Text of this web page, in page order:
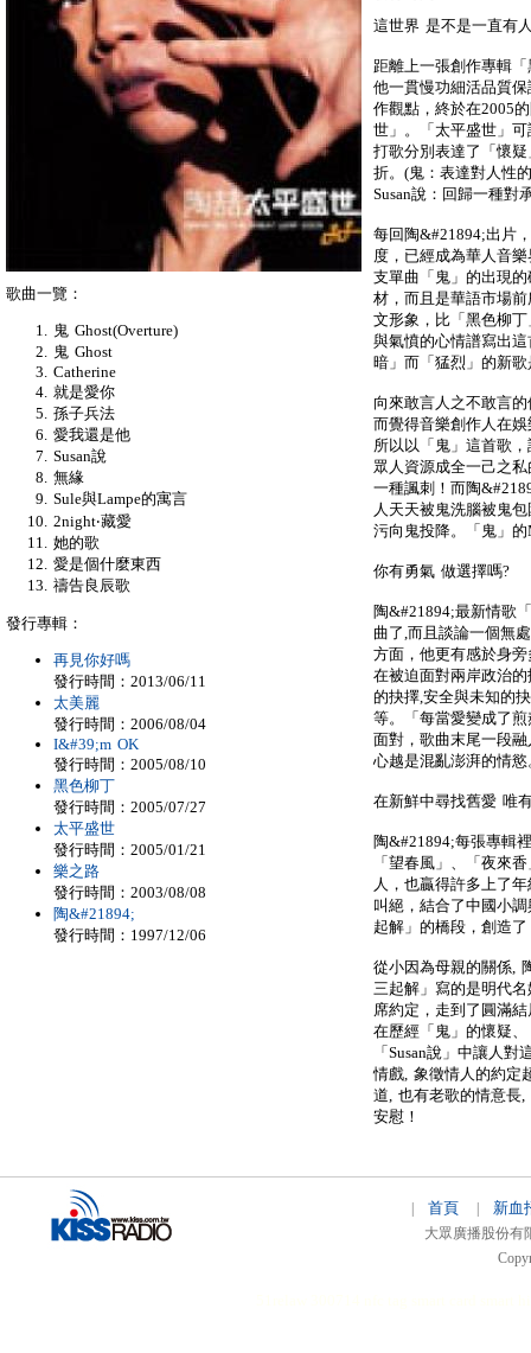
這世界 是不是一直有
距離上一張創作專輯
他一貫慢功細活品質
作觀點，終於在2005
世」。「太平盛世」
打歌分別表達了「懷
折。(鬼：表達對人性
Susan說：回歸一種對
每回陶&#21894;出片
度，已經成為華人音
支單曲「鬼」的出現
材，而且是華語市場
文形象，比「黑色柳
與氣憤的心情譜寫出
暗」而「猛烈」的新
向來敢言人之不敢言
而覺得音樂創作人在
所以以「鬼」這首歌
眾人資源成全一己之
一種諷刺！而陶
人天天被鬼洗腦被鬼
污向鬼投降。「鬼」
你有勇氣 做選擇嗎?
陶&#21894;最新情歌
曲了,而且談論一個無
方面，他更有感於身
在被迫面對兩岸政治
的抉擇,安全與未知的
等。「每當愛變成了
面對，歌曲末尾一段
心越是混亂澎湃的情慾
在新鮮中尋找舊愛 唯
陶&#21894;每張專輯
「望春風」、「夜來
人，也贏得許多上了
叫絕，結合了中國小
起解」的橋段，創造
從小因為母親的關係,
三起解」寫的是明代
席約定，走到了圓滿
在歷經「鬼」的懷疑
「Susan說」中讓人
情戲, 象徵情人的約定
道, 也有老歌的情意長
安慰！
歌曲一覽：
鬼 Ghost(Overture)
鬼 Ghost
Catherine
就是愛你
孫子兵法
愛我還是他
Susan說
無緣
Sule與Lampe的寓言
2night‧藏愛
她的歌
愛是個什麼東西
禱告良辰歌
發行專輯：
再見你好嗎
發行時間：2013/06/11
太美麗
發行時間：2006/08/04
I&#39;m OK
發行時間：2005/08/10
黑色柳丁
發行時間：2005/07/27
太平盛世
發行時間：2005/01/21
樂之路
發行時間：2003/08/08
陶&#21894;
發行時間：1997/12/06
首頁 新血
大眾廣播股份有